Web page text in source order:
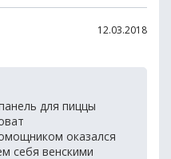
12.03.2018
для пиццы
оказался
себя венскими